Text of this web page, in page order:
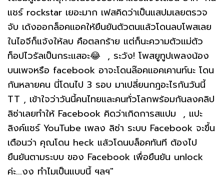
แชร์ rockstar เยอะมาก เฟสคิดว่าเป็นแสปมเลยตรวจ
จับ เด้งออกล็อคแอคให้ยืนยันตัวตนแล้วโดนลบโพสเลย
ในไอจีก็แจ้งให้ลบ คือตลกร้าย แต่ก็นะความตัวแม่ตัว
ท็อปไวรัลเป็นกระแสอะ😂 , ระวัง! โพสยูทูปเพลงน้อง
บนเพจหรือ facebook อาจะโดนล๊อคแอคเคานท์นะ โดน
กันหลายคน นี่โดนไป 3 รอบ มาเปลี่ยนกฎอะไรกันวันนี้
TT , เข้าใจว่าวันนี้คนไทยและคนทั่วโลกพร้อมกันลงคลิป
ลิซ่าเลยทำให้ Facebook คิดว่าเกิดการสแปม , แปะ
ลิงค์แชร์ YouTube เพลง ลิซ่า ระบบ Facebook จะขึ้น
เตือนว่า คุณโดน heck แล้วโดนบล็อคทันที ต้องไป
ยืนยันตามระบบ ของ Facebook เพื่อยืนยัน unlock
ค่ะ...งง ทำไมเป็นแบบนี้ ฯลฯ"